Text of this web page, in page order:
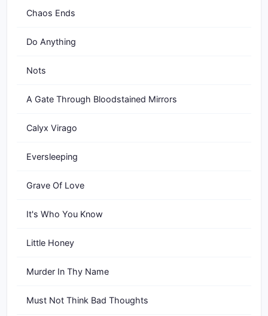
Chaos Ends
Do Anything
Nots
A Gate Through Bloodstained Mirrors
Calyx Virago
Eversleeping
Grave Of Love
It's Who You Know
Little Honey
Murder In Thy Name
Must Not Think Bad Thoughts